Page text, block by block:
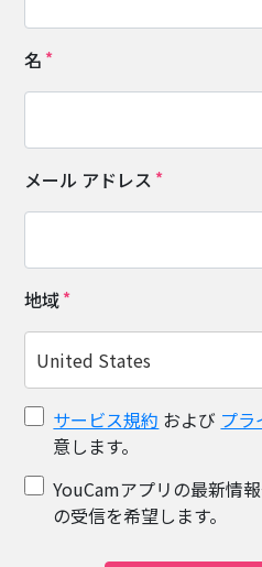
名
メール アドレス
地域
United States
サービス規約 および プラ
意します。
YouCamアプリの最新情
の受信を希望します。